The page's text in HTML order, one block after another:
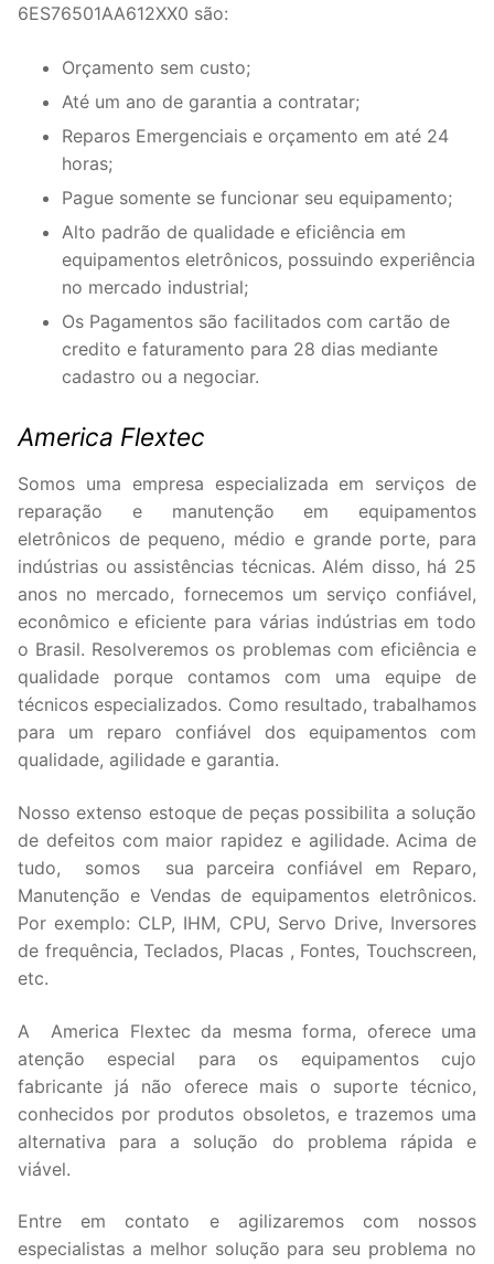
6ES76501AA612XX0 são:
Orçamento sem custo;
Até um ano de garantia a contratar;
Reparos Emergenciais e orçamento em até 24
horas;
Pague somente se funcionar seu equipamento;
Alto padrão de qualidade e eficiência em
equipamentos eletrônicos, possuindo experiência
no mercado industrial;
Os Pagamentos são facilitados com cartão de
credito e faturamento para 28 dias mediante
cadastro ou a negociar.
America Flextec
Somos uma empresa especializada em serviços de
reparação e manutenção em equipamentos
eletrônicos de pequeno, médio e grande porte, para
indústrias ou assistências técnicas. Além disso, há 25
anos no mercado, fornecemos um serviço confiável,
econômico e eficiente para várias indústrias em todo
o Brasil. Resolveremos os problemas com eficiência e
qualidade porque contamos com uma equipe de
técnicos especializados. Como resultado, trabalhamos
para um reparo confiável dos equipamentos com
qualidade, agilidade e garantia.
Nosso extenso estoque de peças possibilita a solução
de defeitos com maior rapidez e agilidade. Acima de
tudo, somos sua parceira confiável em Reparo,
Manutenção e Vendas de equipamentos eletrônicos.
Por exemplo: CLP, IHM, CPU, Servo Drive, Inversores
de frequência, Teclados, Placas , Fontes, Touchscreen,
etc.
A America Flextec da mesma forma, oferece uma
atenção especial para os equipamentos cujo
fabricante já não oferece mais o suporte técnico,
conhecidos por produtos obsoletos, e trazemos uma
alternativa para a solução do problema rápida e
viável.
Entre em contato e agilizaremos com nossos
especialistas a melhor solução para seu problema no